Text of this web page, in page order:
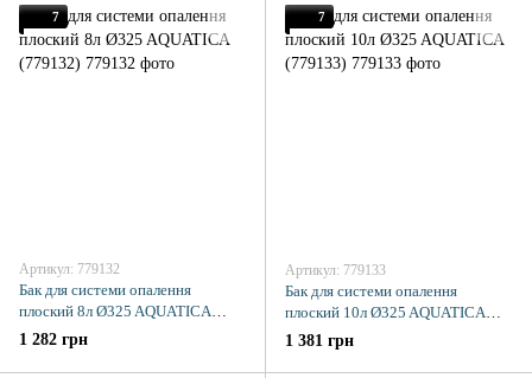
7
Артикул: 779132
Бак для системи опалення
плоский 8л Ø325 AQUATICA
(779132)
1 282 грн
7
Артикул: 779133
Бак для системи опалення
плоский 10л Ø325 AQUATICA
(779133)
1 381 грн